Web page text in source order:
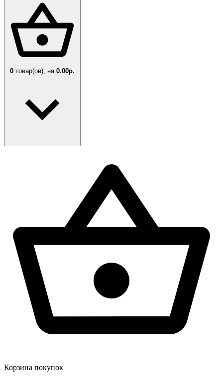
0 товар(ов), на 0.00р.
Корзина покупок